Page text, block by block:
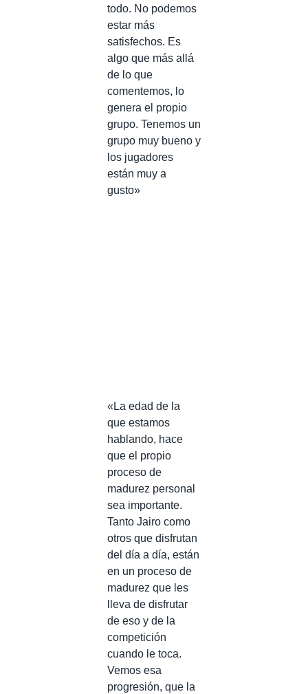
todo. No podemos
estar más
satisfechos. Es
algo que más allá
de lo que
comentemos, lo
genera el propio
grupo. Tenemos un
grupo muy bueno y
los jugadores
están muy a
gusto»
«La edad de la
que estamos
hablando, hace
que el propio
proceso de
madurez personal
sea importante.
Tanto Jairo como
otros que disfrutan
del día a día, están
en un proceso de
madurez que les
lleva de disfrutar
de eso y de la
competición
cuando le toca.
Vemos esa
progresión, que la